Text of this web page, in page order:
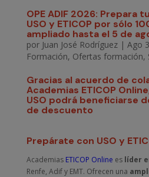
OPE ADIF 2026: Prepara
USO y ETICOP por sólo
ampliado hasta el 5 de
por Juan José Rodríguez| Ago
Formación, Ofertas formación,
Gracias al acuerdo de
Academias ETICOP
USO podrá beneficiarse
de descuento
Prepárate con USO y
Academias ETICOP Online es líder
Renfe, Adif y EMT. Ofrecen una